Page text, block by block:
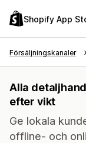
Shopify App
Försäljningskanaler
Alla
efter vikt
Ge lokala
offline- och